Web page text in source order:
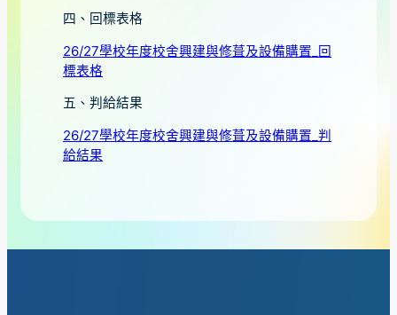
四、回標表格
26/27學校年度校舍興建與修葺及設備購置_回
標表格
五、判給結果
26/27學校年度校舍興建與修葺及設備購置_判
給結果